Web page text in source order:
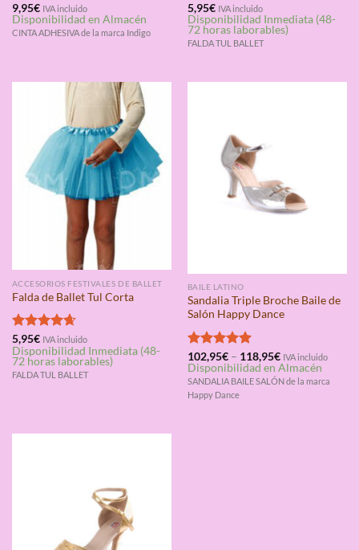
Valorado
con4.67
de 5
9,95€ IVA incluido
Disponibilidad en Almacén
CINTA ADHESIVA de la marca Indigo
Valorado
con4.67
de 5
5,95€ IVA incluido
Disponibilidad Inmediata (48-
72 horas laborables)
FALDA TUL BALLET
ACCESORIOS FESTIVALES DE BALLET
Falda de Ballet Tul Corta
Valorado
con4.67
de 5
5,95€ IVA incluido
Disponibilidad Inmediata (48-
72 horas laborables)
FALDA TUL BALLET
BAILE LATINO
Sandalia Triple Broche Baile de
Salón Happy Dance
Valorado
con5.00
de 5
102,95€– 118,95€ IVA incluido
Disponibilidad en Almacén
SANDALIA BAILE SALÓN de la marca
Happy Dance